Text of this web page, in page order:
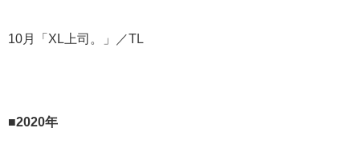
10月「XL上司。」／TL
■2020年